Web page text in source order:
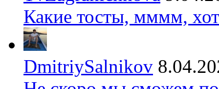
Какие тосты, мммм,
DmitriySalnikov